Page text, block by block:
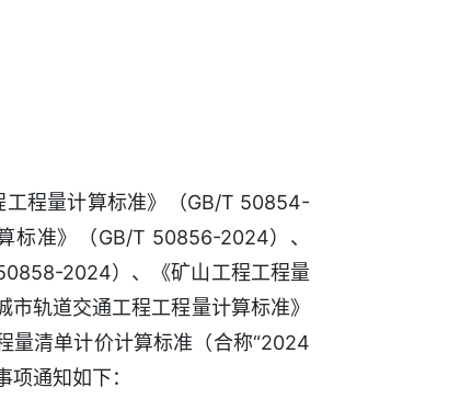
程量计算标准》（GB/T 50854-
准》（GB/T 50856-2024）、
2024）、《矿山工程工程量
轨道交通工程工程量计算标准》
量清单计价计算标准（合称“2024
通知如下：